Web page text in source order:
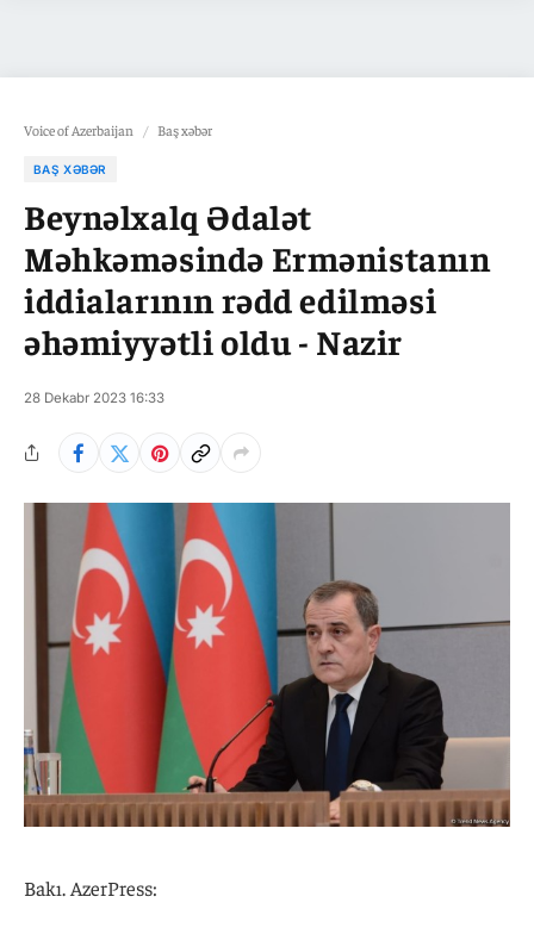
Voice of Azerbaijan / Baş xəbər
BAŞ XƏBƏR
Beynəlxalq Ədalət
Məhkəməsində Ermənistanın
iddialarının rədd edilməsi
əhəmiyyətli oldu - Nazir
28 Dekabr 2023 16:33
Bakı. AzerPress: